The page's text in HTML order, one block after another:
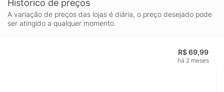
Histórico de preços
A variação de preços das lojas é diária, o preço desejado pode
ser atingido a qualquer momento.
R$ 69,99
há 2 meses